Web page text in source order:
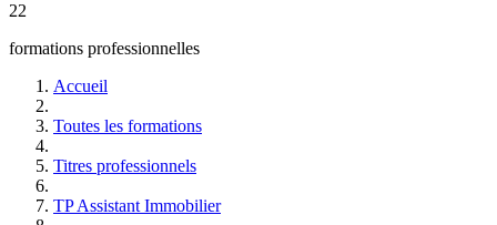
Depuis notre création, nous essayons de partager et de transmettre à
nos élèves les valeurs qui nous tiennent à cœur et qui peuvent leur
être utiles dans leur parcours professionnel.
Humanisme
Toutes nos actions visent à contribuer à votre épanouissement, et à
vous (re)donner une place dans le monde professionnel. Nous avons
la conviction que quel que soit votre parcours, vos besoins, chacun
de vous peut s'inscrire chez nous et réussir.
22
formations professionnelles
Accueil
Toutes les formations
Titres professionnels
TP Assistant Immobilier